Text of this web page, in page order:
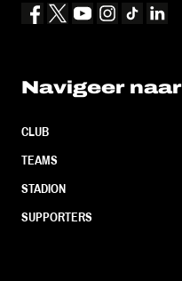
Navigeer naar
CLUB
TEAMS
STADION
SUPPORTERS